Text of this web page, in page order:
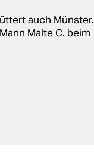
auch Münster.
Malte C. beim